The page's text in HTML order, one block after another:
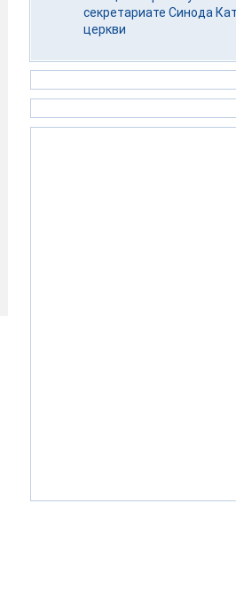
секретариате Синода
церкви